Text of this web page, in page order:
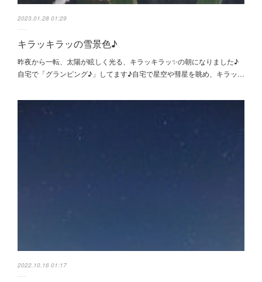
2023.01.28 01:29
キラッキラッの雪景色♪
昨夜から一転、太陽が眩しく光る、キラッキラッ✨の朝になりました♪
自宅で「グランピング♪」してます♪自宅で星空や彗星を眺め、キラッ…
2022.10.16 01:17